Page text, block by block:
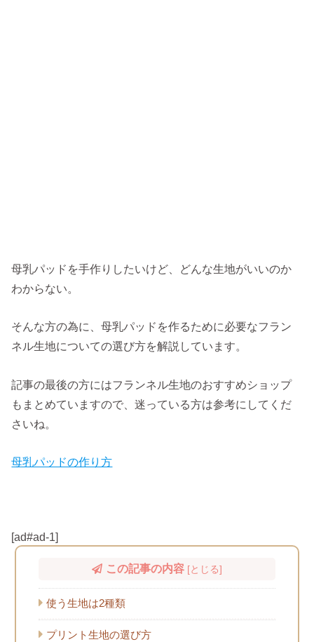
母乳パッドを手作りしたいけど、どんな生地がいいのか
わからない。
そんな方の為に、母乳パッドを作るために必要なフラン
ネル生地についての選び方を解説しています。
記事の最後の方にはフランネル生地のおすすめショップ
もまとめていますので、迷っている方は参考にしてくだ
さいね。
母乳パッドの作り方
[ad#ad-1]
この記事の内容 [とじる]
使う生地は2種類
プリント生地の選び方